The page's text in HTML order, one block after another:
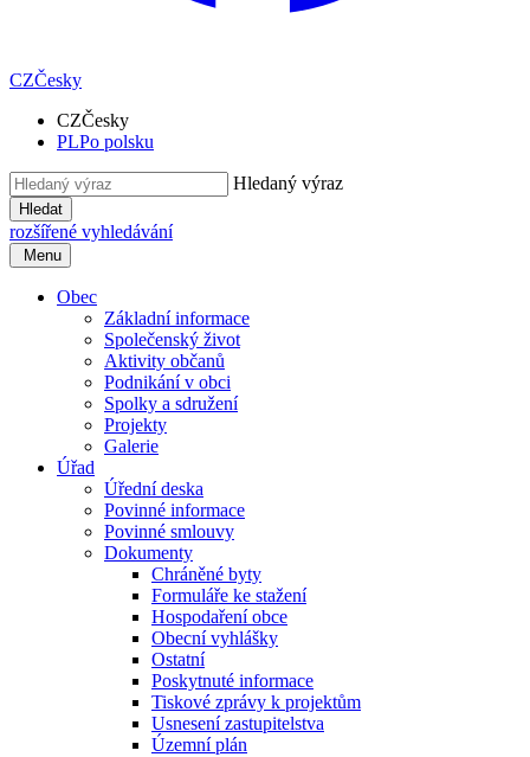
CZČesky
CZČesky
PLPo polsku
Hledaný výraz
Hledat
rozšířené vyhledávání
Menu
Obec
Základní informace
Společenský život
Aktivity občanů
Podnikání v obci
Spolky a sdružení
Projekty
Galerie
Úřad
Úřední deska
Povinné informace
Povinné smlouvy
Dokumenty
Chráněné byty
Formuláře ke stažení
Hospodaření obce
Obecní vyhlášky
Ostatní
Poskytnuté informace
Tiskové zprávy k projektům
Usnesení zastupitelstva
Územní plán